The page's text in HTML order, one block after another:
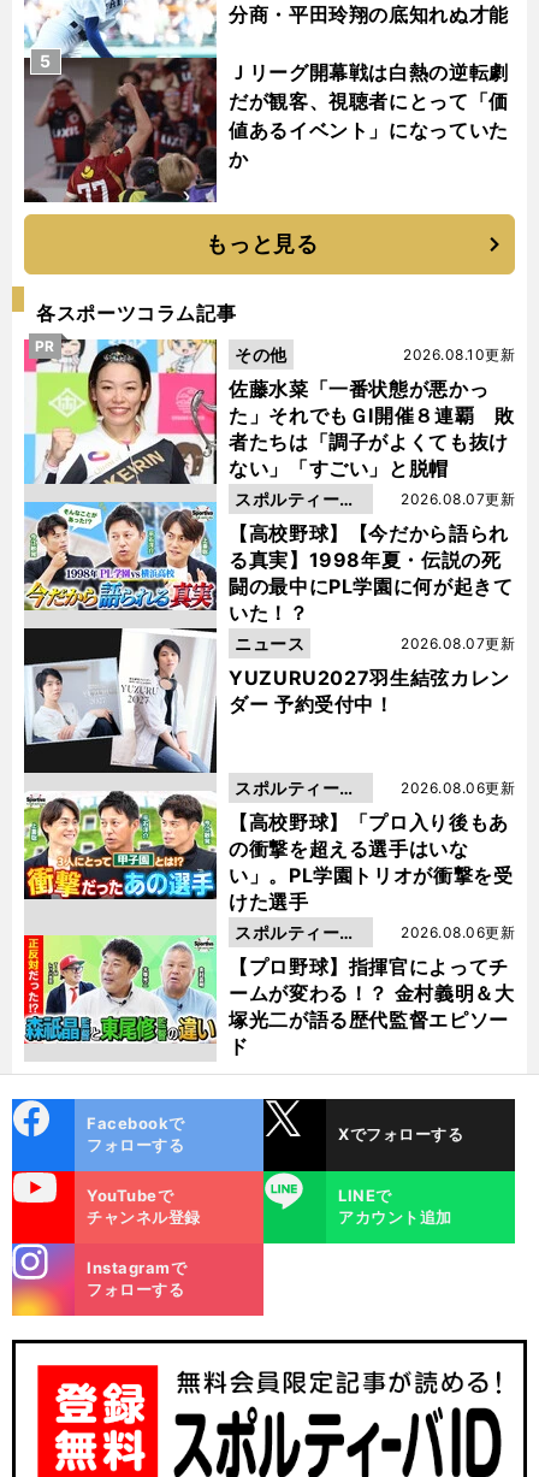
分商・平田玲翔の底知れぬ才能
Ｊリーグ開幕戦は白熱の逆転劇
だが観客、視聴者にとって「価
値あるイベント」になっていた
か
5
もっと見る
各スポーツコラム記事
佐藤水菜「一番状態が悪かっ
た」それでもＧⅠ開催８連覇 敗
者たちは「調子がよくても抜け
ない」「すごい」と脱帽
2026.08.10更新
その他
PR
【高校野球】【今だから語られ
る真実】1998年夏・伝説の死
闘の最中にPL学園に何が起きて
いた！？
2026.08.07更新
スポルティーバ
動画
YUZURU2027羽生結弦カレン
ダー 予約受付中！
2026.08.07更新
ニュース
【高校野球】「プロ入り後もあ
の衝撃を超える選手はいな
い」。PL学園トリオが衝撃を受
けた選手
2026.08.06更新
スポルティーバ
動画
【プロ野球】指揮官によってチ
ームが変わる！？ 金村義明＆大
塚光二が語る歴代監督エピソー
ド
2026.08.06更新
スポルティーバ
動画
ok
Facebookで
フォローする
Xでフォローする
YouTubeで
チャンネル登録
LINE
LINEで
アカウント追加
m
Instagramで
フォローする